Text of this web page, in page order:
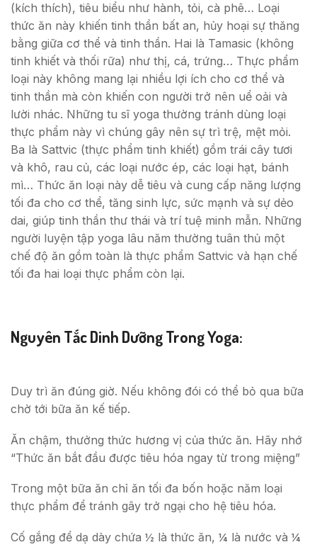
(kích thích), tiêu biểu như hành, tỏi, cà phê… Loại
thức ăn này khiến tinh thần bất an, hủy hoại sự thăng
bằng giữa cơ thể và tinh thần. Hai là Tamasic (không
tinh khiết và thối rữa) như thị, cá, trứng… Thực phẩm
loại này không mang lại nhiều lợi ích cho cơ thể và
tinh thần mà còn khiến con người trở nên uể oải và
lười nhác. Những tu sĩ yoga thường tránh dùng loại
thực phẩm này vì chúng gây nên sự trì trệ, mệt mỏi.
Ba là Sattvic (thực phẩm tinh khiết) gồm trái cây tươi
và khô, rau củ, các loại nước ép, các loại hạt, bánh
mì… Thức ăn loại này dễ tiêu và cung cấp năng lượng
tối đa cho cơ thể, tăng sinh lực, sức mạnh và sự dẻo
dai, giúp tinh thần thư thái và trí tuệ minh mẫn. Những
người luyện tập yoga lâu năm thường tuân thủ một
chế độ ăn gồm toàn là thực phẩm Sattvic và hạn chế
tối đa hai loại thực phẩm còn lại.
Nguyên Tắc Dinh Dưỡng Trong Yoga:
Duy trì ăn đúng giờ. Nếu không đói có thể bỏ qua bữa
chờ tới bữa ăn kế tiếp.
Ăn chậm, thưởng thức hương vị của thức ăn. Hãy nhớ
“Thức ăn bắt đầu được tiêu hóa ngay từ trong miệng”
Trong một bữa ăn chỉ ăn tối đa bốn hoặc năm loại
thực phẩm để tránh gây trở ngại cho hệ tiêu hóa.
Cố gắng để dạ dày chứa ½ là thức ăn, ¼ là nước và ¼